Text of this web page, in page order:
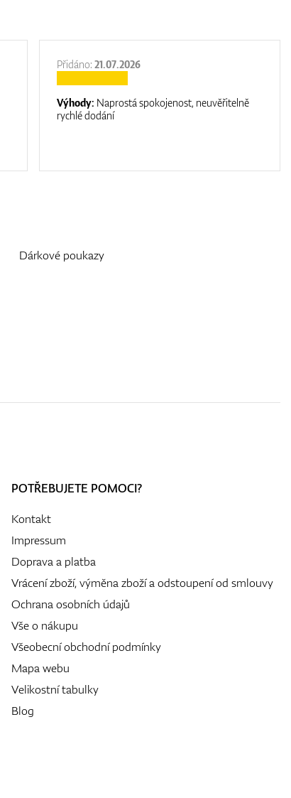
Přidáno:21.07.2026
Výhody: Naprostá spokojenost, neuvěřitelně
rychlé dodání
Dárkové poukazy
POTŘEBUJETE POMOCI?
Kontakt
Impressum
Doprava a platba
Vrácení zboží, výměna zboží a odstoupení od smlouvy
Ochrana osobních údajů
Vše o nákupu
Všeobecní obchodní podmínky
Mapa webu
Velikostní tabulky
Blog